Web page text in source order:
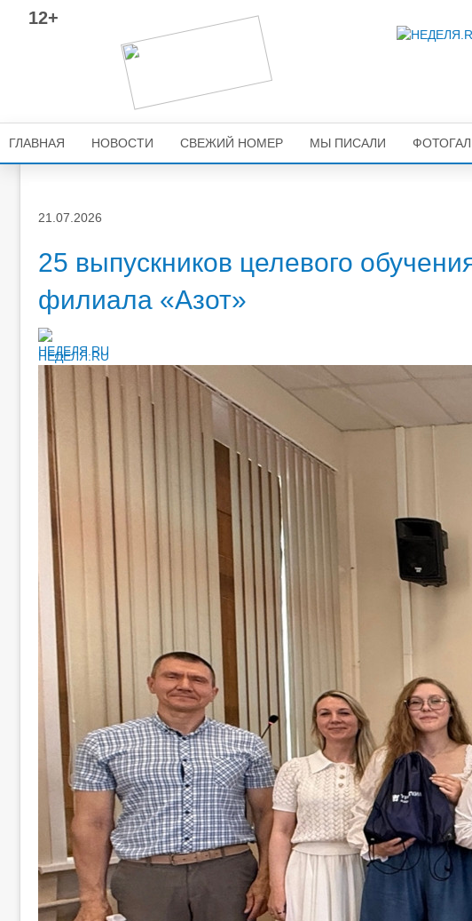
12+
ГЛАВНАЯ НОВОСТИ СВЕЖИЙ НОМЕР МЫ ПИСАЛИ
21.07.2026
25 выпускников целевого
филиала «Азот»
НЕДЕЛЯ.RU